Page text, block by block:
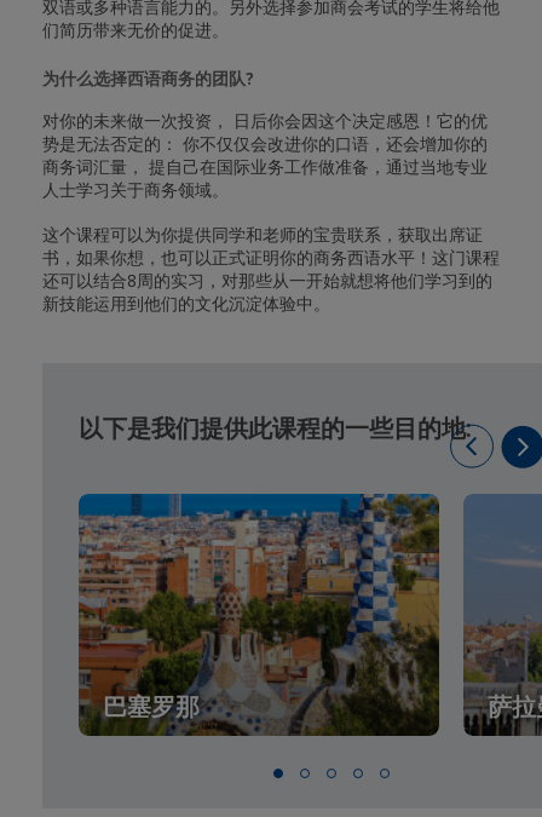
双语或多种语言能力的。另外选择参加商会考试的学生将给他
们简历带来无价的促进。
为什么选择西语商务的团队?
对你的未来做一次投资， 日后你会因这个决定感恩！它的优
势是无法否定的： 你不仅仅会改进你的口语，还会增加你的
商务词汇量， 提自己在国际业务工作做准备，通过当地专业
人士学习关于商务领域。
这个课程可以为你提供同学和老师的宝贵联系，获取出席证
书，如果你想，也可以正式证明你的商务西语水平！这门课程
还可以结合8周的实习，对那些从一开始就想将他们学习到的
新技能运用到他们的文化沉淀体验中。
以下是我们提供此课程的一些目的地:
巴塞罗那 萨